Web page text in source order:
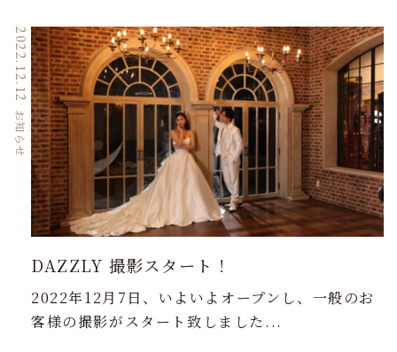
DAZZLY 撮影スタート！
2022.12.12
お知らせ
2022年12月7日、いよいよオープンし、一般のお
客様の撮影がスタート致しました...